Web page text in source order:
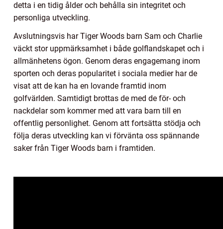
detta i en tidig ålder och behålla sin integritet och
personliga utveckling.
Avslutningsvis har Tiger Woods barn Sam och Charlie
väckt stor uppmärksamhet i både golflandskapet och i
allmänhetens ögon. Genom deras engagemang inom
sporten och deras popularitet i sociala medier har de
visat att de kan ha en lovande framtid inom
golfvärlden. Samtidigt brottas de med de för- och
nackdelar som kommer med att vara barn till en
offentlig personlighet. Genom att fortsätta stödja och
följa deras utveckling kan vi förvänta oss spännande
saker från Tiger Woods barn i framtiden.